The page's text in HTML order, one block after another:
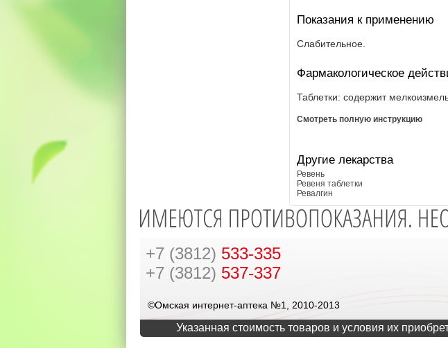
Показания к применению
Слабительное.
Фармакологическое
Таблетки: содержит
Смотреть полную инструкцию
Другие лекарства
Ревень
Ревеня таблетки
Ревалгин
+7 (3812) 533-335
+7 (3812) 537-337
©Омская интернет-аптека №1, 2010-2013
Указанная стоимость товаров и условия их